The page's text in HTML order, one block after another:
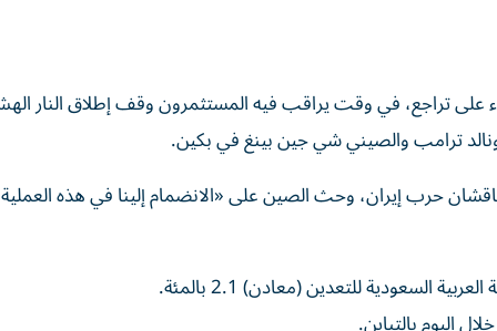
على تراجع، في وقت يراقب فيه المستثمرون وقف إطلاق النار
ترامب والصيني ​شي ⁠جين بينغ في بكين.
حرب إيران، ‌وحث الصين على «الانضمام إلينا في هذه العملية